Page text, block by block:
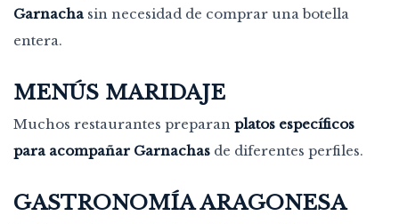
Garnacha sin necesidad de comprar una botella
entera.
MENÚS MARIDAJE
Muchos restaurantes preparan platos específicos
para acompañar Garnachas de diferentes perfiles.
GASTRONOMÍA ARAGONESA